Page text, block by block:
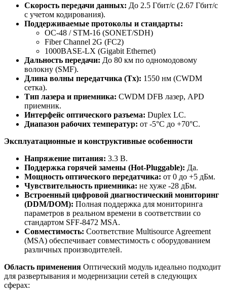
Скорость передачи данных: До 2.5 Гбит/с (2.67 Гбит/с
с учетом кодирования).
Поддерживаемые протоколы и стандарты:
OC-48 / STM-16 (SONET/SDH)
Fiber Channel 2G (FC2)
1000BASE-LX (Gigabit Ethernet)
Дальность передачи: До 80 км по одномодовому
волокну (SMF).
Длина волны передатчика (Tx): 1550 нм (CWDM
сетка).
Тип лазера и приемника: CWDM DFB лазер, APD
приемник.
Интерфейс оптического разъема: Duplex LC.
Диапазон рабочих температур: от -5°C до +70°C.
Эксплуатационные и конструктивные особенности
Напряжение питания: 3.3 В.
Поддержка горячей замены (Hot-Pluggable): Да.
Мощность оптического передатчика: от 0 до +5 дБм.
Чувствительность приемника: не хуже -28 дБм.
Встроенный цифровой диагностический мониторинг
(DDM/DOM): Полная поддержка для мониторинга
параметров в реальном времени в соответствии со
стандартом SFF-8472 MSA.
Совместимость: Соответствие Multisource Agreement
(MSA) обеспечивает совместимость с оборудованием
различных производителей.
Область применения Оптический модуль идеально подходит
для развертывания и модернизации сетей в следующих
сферах: